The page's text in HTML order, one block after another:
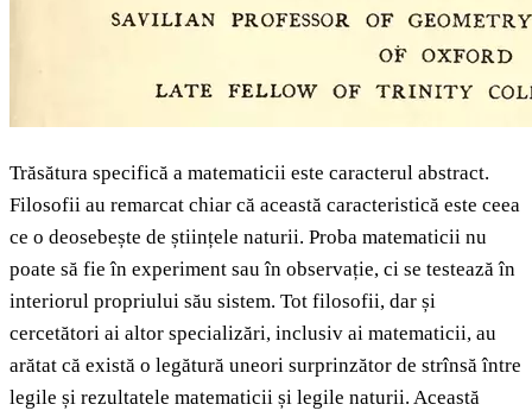
Trăsătura specifică a matematicii este caracterul abstract.
Filosofii au remarcat chiar că această caracteristică este ceea
ce o deosebește de științele naturii. Proba matematicii nu
poate să fie în experiment sau în observație, ci se testează în
interiorul propriului său sistem. Tot filosofii, dar și
cercetători ai altor specializări, inclusiv ai matematicii, au
arătat că există o legătură uneori surprinzător de strînsă între
legile și rezultatele matematicii și legile naturii. Această